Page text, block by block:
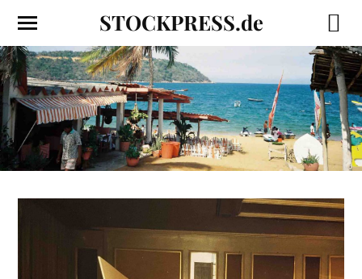
STOCKPRESS.de